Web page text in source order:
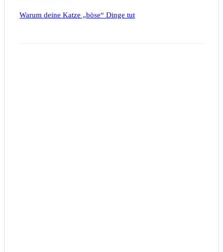
Warum deine Katze „böse“ Dinge tut